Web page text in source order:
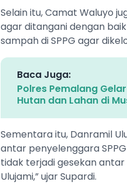
‎Selain itu, Camat Waluyo
agar ditangani dengan
sampah di SPPG agar
Baca Juga:
Polres Pemalang
Hutan dan Lahan di
‎Sementara itu, Danramil
antar penyelenggara
tidak terjadi gesekan antar
Ulujami,” ujar Supardi.